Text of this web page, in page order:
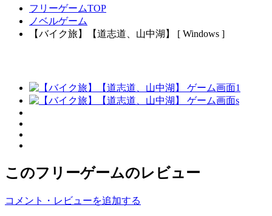
フリーゲームTOP
ノベルゲーム
【バイク旅】【道志道、山中湖】 [ Windows ]
このフリーゲームのレビュー
コメント・レビューを追加する